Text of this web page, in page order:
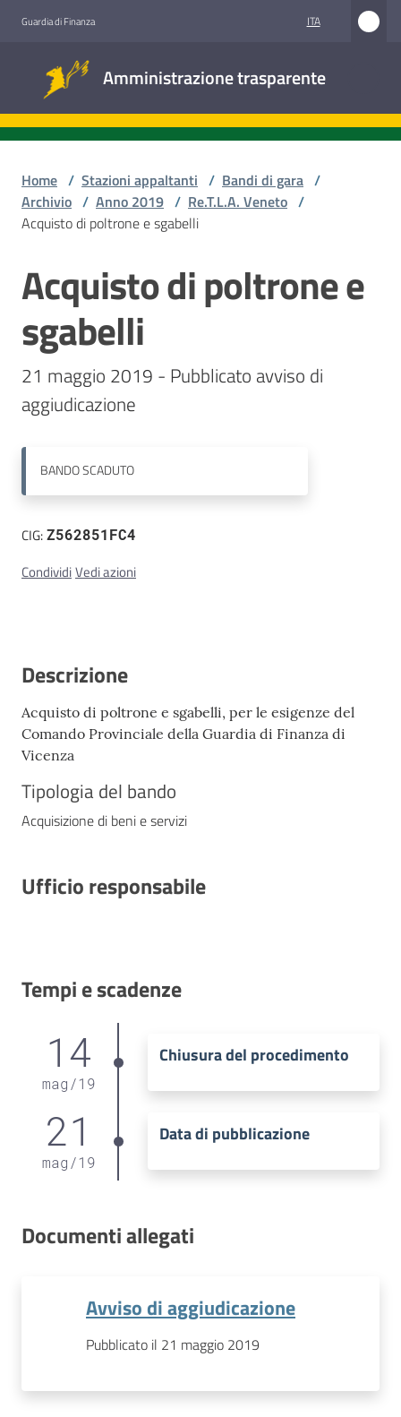
Guardia di Finanza ITA
Amministrazione trasparente
trasparente
Accesso
Stazioni
appaltanti
Contatti
Home / Stazioni appaltanti / Bandi di gara /
Archivio / Anno 2019 / Re.T.L.A. Veneto /
Acquisto di poltrone e sgabelli
Salta al contenuto
Acquisto di poltrone e
sgabelli
21 maggio 2019 - Pubblicato avviso di
aggiudicazione
BANDOSCADUTO
CIG:Z562851FC4
CondividiVedi azioni
Descrizione
Acquisto di poltrone e sgabelli, per le esigenze del
Comando Provinciale della Guardia di Finanza di
Vicenza
Tipologia del bando
Acquisizione di beni e servizi
Ufficio responsabile
Tempi e scadenze
14
mag /19
Chiusura del procedimento
21
mag /19
Data di pubblicazione
Documenti allegati
Avviso di aggiudicazione
Pubblicato il 21 maggio 2019